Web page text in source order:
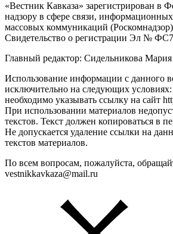
«Вестник Кавказа» зарегистрирован в
надзору в сфере связи,
массовых коммуникаций
Свидетельство о регистрации Эл №
Главный редактор: Сидельникова Мария
Использование информации с данного
исключительно на следующих условиях:
необходимо указывать ссылку на сайт
При использовании материалов
текстов. Текст должен копироваться в
Не допускается удаление ссылки на
текстов материалов.
По всем вопросам, пожалуйста,
vestnikkavkaza@mail.ru